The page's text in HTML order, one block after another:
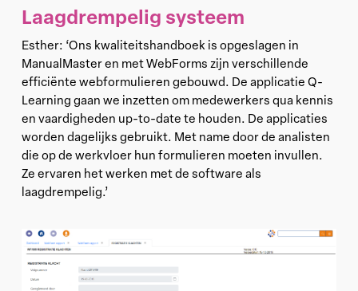
Laagdrempelig systeem
Esther: ‘Ons kwaliteitshandboek is opgeslagen in
ManualMaster en met WebForms zijn verschillende
efficiënte webformulieren gebouwd. De applicatie Q-
Learning gaan we inzetten om medewerkers qua kennis
en vaardigheden up-to-date te houden. De applicaties
worden dagelijks gebruikt. Met name door de analisten
die op de werkvloer hun formulieren moeten invullen.
Ze ervaren het werken met de software als
laagdrempelig.’